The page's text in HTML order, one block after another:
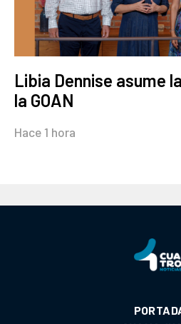
Libia Dennise asume
la GOAN
Hace 1 hora